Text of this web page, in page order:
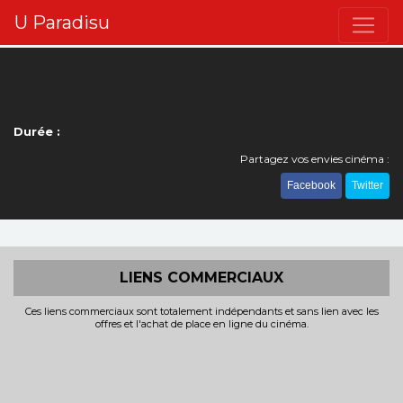
U Paradisu
Durée :
Partagez vos envies cinéma :
Facebook Twitter
LIENS COMMERCIAUX
Ces liens commerciaux sont totalement indépendants et sans lien avec les
offres et l'achat de place en ligne du cinéma.